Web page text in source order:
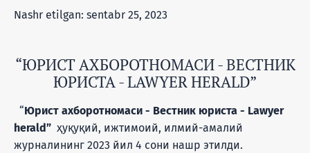
Nashr etilgan: sentabr 25, 2023
“ЮРИСТ АХБОРОТНОМАСИ - ВЕСТНИК
ЮРИСТА - LAWYER HERALD”
“Юрист ахборотномаси - Вестник юриста - Lawyer
herald” ҳуқуқий, ижтимоий, илмий-амалий
журналининг 2023 йил 4 сони нашр этилди.